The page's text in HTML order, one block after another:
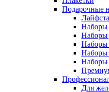
Подарочные
Наборы
Наборы
Наборы
Наборы
Наборы
Для